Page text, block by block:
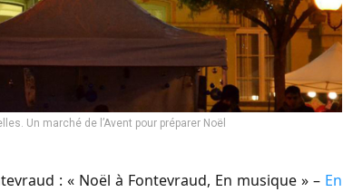
Un marché de l’Avent pour préparer Noël
: « Noël à Fontevraud, En musique » – En